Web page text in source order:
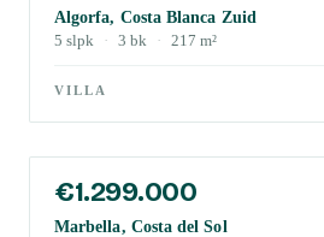
Algorfa, Costa Blanca Zuid
5 slpk · 3 bk · 217 m²
VILLA
€1.299.000
Marbella, Costa del Sol